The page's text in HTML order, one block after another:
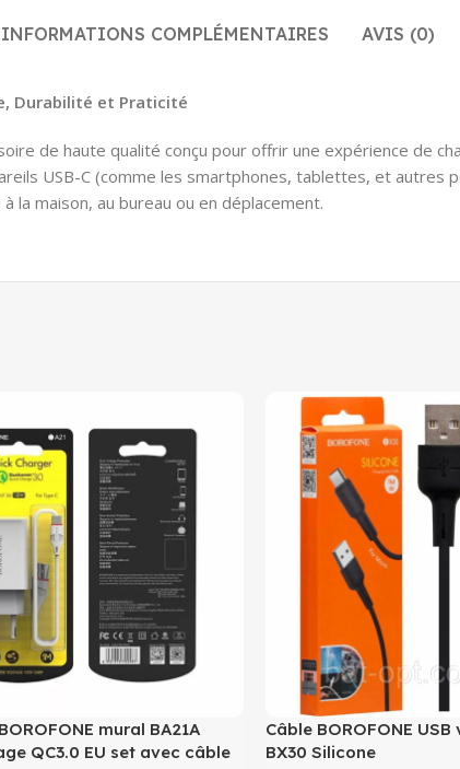
INFORMATIONS COMPLÉMENTAIRES AVIS (0)
Durabilité et Praticité
de haute qualité conçu pour offrir une expérience de
USB-C (comme les smartphones, tablettes, et autres
la maison, au bureau ou en déplacement.
mural BA21A
QC3.0 EU set avec câble
Câble BOROFONE
BX30 Silicone